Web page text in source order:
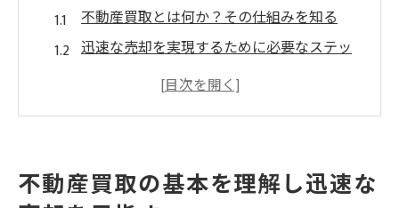
不動産買取とは何か？その仕組みを知る
迅速な売却を実現するために必要なステッ
不動産買取業者の選び方とその重要性
不動産買取の基本を理解し迅速な